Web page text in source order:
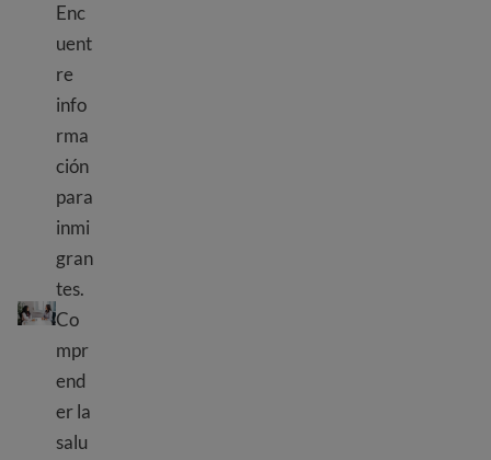
¿Qué es la salud mental?
Enc
uent
re
info
rma
ción
para
inmi
gran
tes.
Co
mpr
end
er la
salu